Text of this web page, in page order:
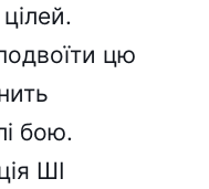
цю
бою.
ШІ